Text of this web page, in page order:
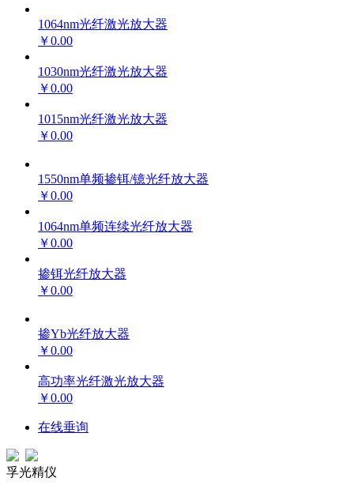
1064nm光纤激光放大器
￥0.00
1030nm光纤激光放大器
￥0.00
1015nm光纤激光放大器
￥0.00
1550nm单频掺铒/镱光纤放大器
￥0.00
1064nm单频连续光纤放大器
￥0.00
掺铒光纤放大器
￥0.00
掺Yb光纤放大器
￥0.00
高功率光纤激光放大器
￥0.00
在线垂询
孚光精仪